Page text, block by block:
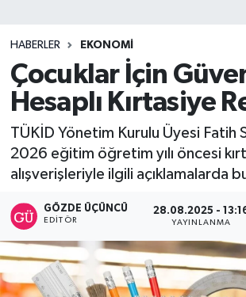
HABERLER EKONOMİ
Çocuklar İçin
Hesaplı Kırtasiye
TÜKİD Yönetim Kurulu Üyesi Fatih
2026 eğitim öğretim yılı öncesi
alışverişleriyle ilgili açıklamalarda
GÖZDE ÜÇÜNCÜ
EDITÖR
28.08.2025 -
YAYINLANMA
Teknoloji
TRABZON
TRABZONSPOR